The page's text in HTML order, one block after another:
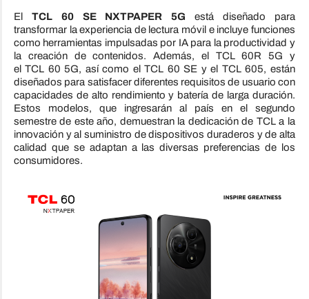
El TCL60 SE NXTPAPER 5G está diseñado para
transformar la experiencia de lectura móvil e incluye funciones
como herramientas impulsadas por IA para la productividad y
la creación de contenidos. Además, el TCL60R 5G y
elTCL 60 5G, así como elTCL 60 SE y el TCL605, están
diseñados para satisfacer diferentes requisitos de usuario con
capacidades de alto rendimiento y batería de larga duración.
Estos modelos, que ingresarán al país en el segundo
semestre de este año, demuestran la dedicación de TCLa la
innovación y al suministro de dispositivos duraderos y de alta
calidad que se adaptan a las diversas preferencias de los
consumidores.